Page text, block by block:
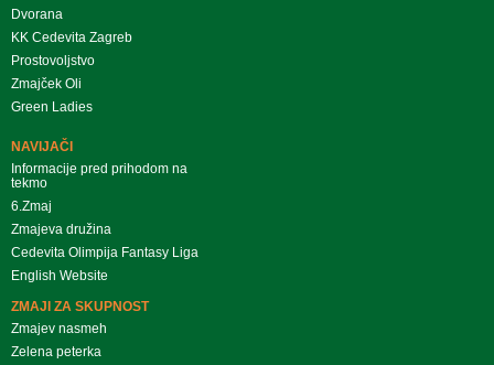
Dvorana
KK Cedevita Zagreb
Prostovoljstvo
Zmajček Oli
Green Ladies
NAVIJAČI
Informacije pred prihodom na
tekmo
6.Zmaj
Zmajeva družina
Cedevita Olimpija Fantasy Liga
English Website
ZMAJI ZA SKUPNOST
Zmajev nasmeh
Zelena peterka